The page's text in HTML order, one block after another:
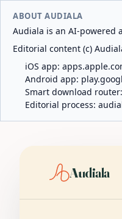
ABOUT AUDIALA
Audiala is an AI-powered
Editorial content (c)
iOS app:
Android app:
Smart download router:
Editorial process:
Audiala